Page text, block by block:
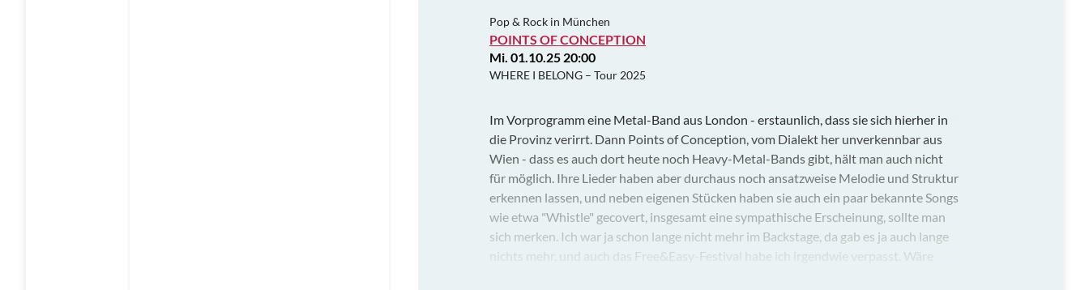
Pop & Rock in München
POINTS OF CONCEPTION
Mi. 01.10.25 20:00
WHERE I BELONG – Tour 2025
Im Vorprogramm eine Metal-Band aus London - erstaunlich, dass sie sich hierher in
die Provinz verirrt. Dann Points of Conception, vom Dialekt her unverkennbar aus
Wien - dass es auch dort heute noch Heavy-Metal-Bands gibt, hält man auch nicht
für möglich. Ihre Lieder haben aber durchaus noch ansatzweise Melodie und Struktur
erkennen lassen, und neben eigenen Stücken haben sie auch ein paar bekannte Songs
wie etwa "Whistle" gecovert, insgesamt eine sympathische Erscheinung, sollte man
sich merken. Ich war ja schon lange nicht mehr im Backstage, da gab es ja auch lange
nichts mehr, und auch das Free&Easy-Festival habe ich irgendwie verpasst. Wäre